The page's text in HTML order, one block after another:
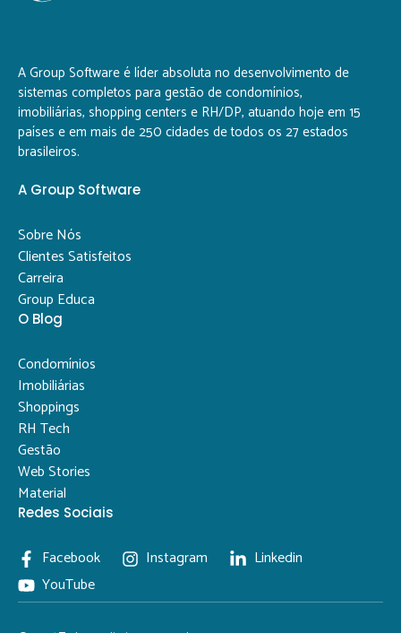
A Group Software é líder absoluta no desenvolvimento de
sistemas completos para gestão de condomínios,
imobiliárias, shopping centers e RH/DP, atuando hoje em 15
países e em mais de 250 cidades de todos os 27 estados
brasileiros.
A Group Software
Sobre Nós
Clientes Satisfeitos
Carreira
Group Educa
O Blog
Condomínios
Imobiliárias
Shoppings
RH Tech
Gestão
Web Stories
Material
Redes Sociais
Facebook Instagram
Linkedin
YouTube